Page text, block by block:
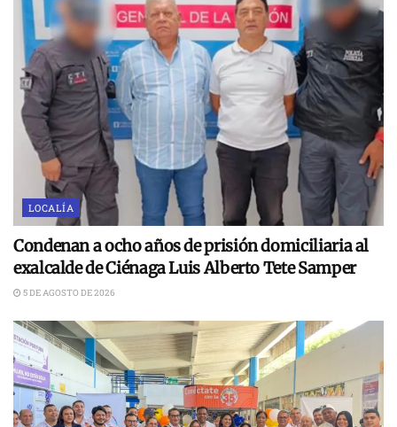
LOCALÍA
Condenan a ocho años de prisión domiciliaria al
exalcalde de Ciénaga Luis Alberto Tete Samper
5 DE AGOSTO DE 2026